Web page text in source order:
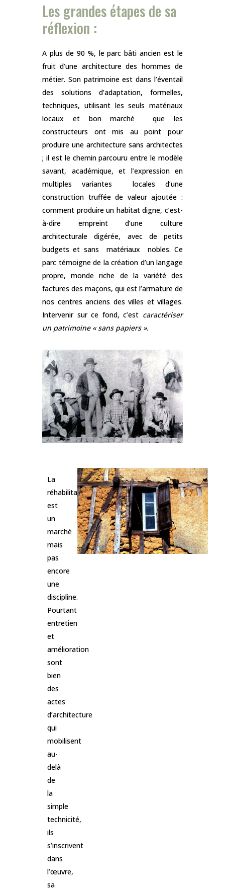
Les grandes étapes de sa
réflexion :
A plus de 90 %, le parc bâti ancien est le
fruit d’une architecture des hommes de
métier. Son patrimoine est dans l’éventail
des solutions d’adaptation, formelles,
techniques, utilisant les seuls matériaux
locaux et bon marché que les
constructeurs ont mis au point pour
produire une architecture sans architectes
; il est le chemin parcouru entre le modèle
savant, académique, et l’expression en
multiples variantes locales d’une
construction truffée de valeur ajoutée :
comment produire un habitat digne, c’est-
à-dire empreint d’une culture
architecturale digérée, avec de petits
budgets et sans matériaux nobles. Ce
parc témoigne de la création d’un langage
propre, monde riche de la variété des
factures des maçons, qui est l’armature de
nos centres anciens des villes et villages.
Intervenir sur ce fond, c’est caractériser
un patrimoine « sans papiers ».
La
réhabilitation
est
un
marché
mais
pas
encore
une
discipline.
Pourtant
entretien
et
amélioration
sont
bien
des
actes
d’architecture
qui
mobilisent
au-
delà
de
la
simple
technicité,
ils
s’inscrivent
dans
l’œuvre,
sa